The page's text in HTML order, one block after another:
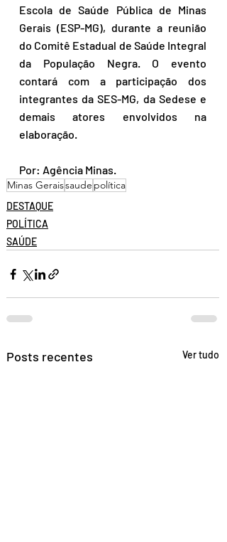
Escola de Saúde Pública de Minas
Gerais (ESP-MG), durante a reunião
do Comitê Estadual de Saúde Integral
da População Negra. O evento
contará com a participação dos
integrantes da SES-MG, da Sedese e
demais atores envolvidos na
elaboração.
Por: Agência Minas.
Minas Geraissaude política
DESTAQUE
POLÍTICA
SAÚDE
Posts recentes Ver tudo